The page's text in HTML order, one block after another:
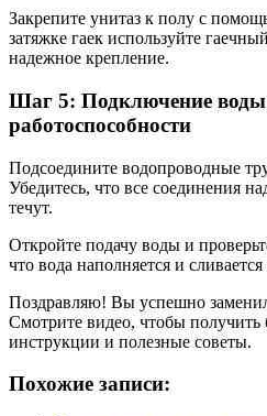
Закрепите унитаз к полу с
затяжке гаек используйте
надежное крепление.
Шаг 5: Подключение воды
работоспособности
Подсоедините водопроводные
Убедитесь, что все соединения
течут.
Откройте подачу воды и
что вода наполняется и
Поздравляю! Вы успешно
Смотрите видео, чтобы получить
инструкции и полезные советы.
Похожие записи: